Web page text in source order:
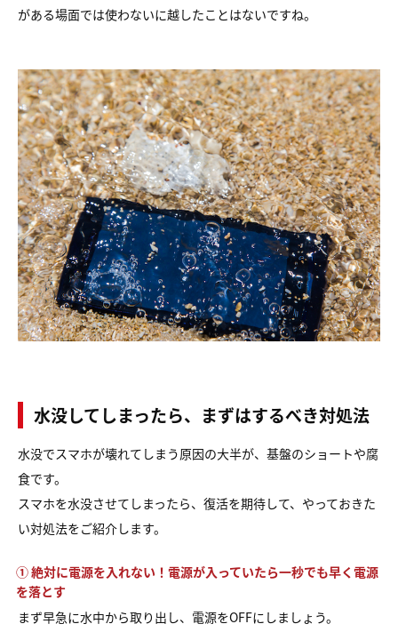
がある場面では使わないに越したことはないですね。
水没してしまったら、まずはするべき対処法
水没でスマホが壊れてしまう原因の大半が、基盤のショートや腐
食です。
スマホを水没させてしまったら、復活を期待して、やっておきた
い対処法をご紹介します。
① 絶対に電源を入れない！電源が入っていたら一秒でも早く電源
を落とす
まず早急に水中から取り出し、電源をOFFにしましょう。